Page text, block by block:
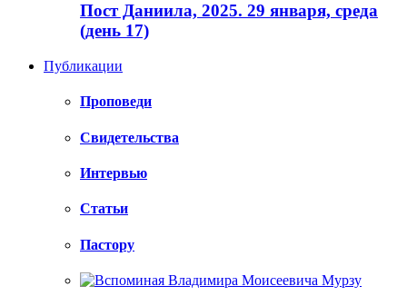
Пост Даниила, 2025. 29 января, среда
(день 17)
Публикации
Проповеди
Свидетельства
Интервью
Статьи
Пастору